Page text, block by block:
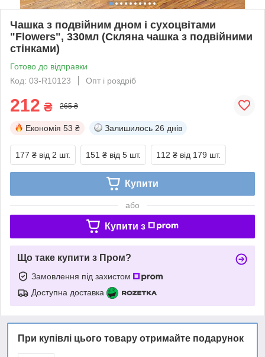
Чашка з подвійним дном і сухоцвітами
"Flowers", 330мл (Скляна чашка з подвійними
стінками)
Готово до відправки
Код: 03-R10123
Опт і роздріб
212 ₴ 265 ₴
Економія 53 ₴ Залишилось 26 днів
177 ₴ від 2 шт. 151 ₴ від 5 шт. 112 ₴ від 179 шт.
Купити
або
Купити з
Що таке купити з Пром?
Замовлення під захистом
Доступна доставка
При купівлі цього товару отримайте подарунок